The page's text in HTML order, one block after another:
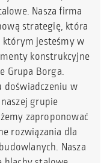
Nasza firma
strategię, która
którym jesteśmy w
konstrukcyjne
Grupa Borga.
doświadczeniu w
grupie
zaproponować
rozwiązania dla
Nasza